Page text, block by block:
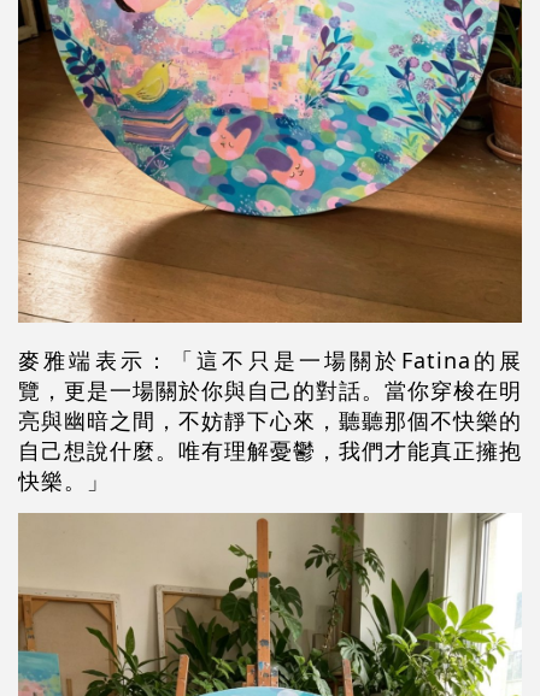
麥雅端表示：「這不只是一場關於 Fatina 的展
覽，更是一場關於你與自己的對話。當你穿梭在明
亮與幽暗之間，不妨靜下心來，聽聽那個不快樂的
自己想說什麼。唯有理解憂鬱，我們才能真正擁抱
快樂。
」